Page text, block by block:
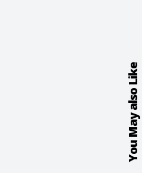
You May also Like